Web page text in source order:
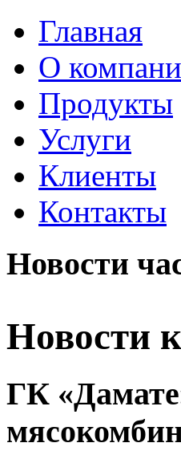
Главная
О
Продукты
Услуги
Клиенты
Контакты
Новости
Новости
ГК